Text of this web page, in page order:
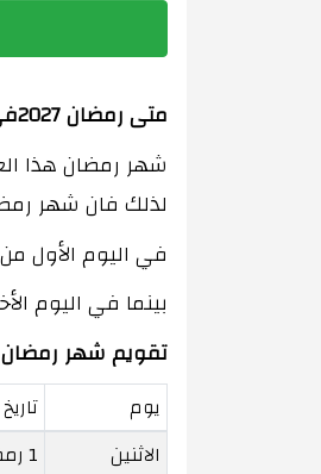
متى رمضان 2027في تالاس؟ - أول رمضان
لذلك فان شهر
في اليوم الأول من رمضان ، يكون وقت
بينما في اليوم الأخير من رمضان ،
تقويم شهر رمضان 2027 تالاس - مواقيت
يوم
الاثنين
1 رمضان 1448